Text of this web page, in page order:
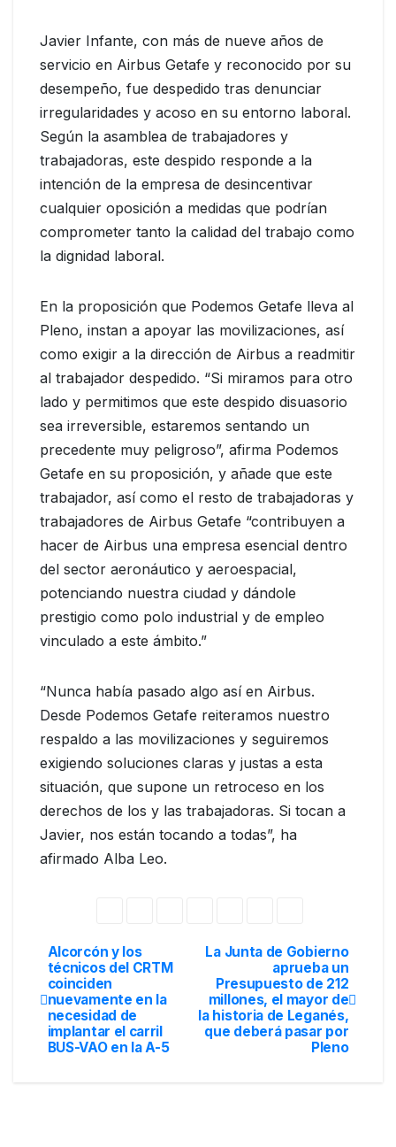
Javier Infante, con más de nueve años de
servicio en Airbus Getafe y reconocido por su
desempeño, fue despedido tras denunciar
irregularidades y acoso en su entorno laboral.
Según la asamblea de trabajadores y
trabajadoras, este despido responde a la
intención de la empresa de desincentivar
cualquier oposición a medidas que podrían
comprometer tanto la calidad del trabajo como
la dignidad laboral.
En la proposición que Podemos Getafe lleva al
Pleno, instan a apoyar las movilizaciones, así
como exigir a la dirección de Airbus a readmitir
al trabajador despedido. “Si miramos para otro
lado y permitimos que este despido disuasorio
sea irreversible, estaremos sentando un
precedente muy peligroso”, afirma Podemos
Getafe en su proposición, y añade que este
trabajador, así como el resto de trabajadoras y
trabajadores de Airbus Getafe “contribuyen a
hacer de Airbus una empresa esencial dentro
del sector aeronáutico y aeroespacial,
potenciando nuestra ciudad y dándole
prestigio como polo industrial y de empleo
vinculado a este ámbito.”
“Nunca había pasado algo así en Airbus.
Desde Podemos Getafe reiteramos nuestro
respaldo a las movilizaciones y seguiremos
exigiendo soluciones claras y justas a esta
situación, que supone un retroceso en los
derechos de los y las trabajadoras. Si tocan a
Javier, nos están tocando a todas”, ha
afirmado Alba Leo.
La Junta de Gobierno
aprueba un
Presupuesto de 212
millones, el mayor de
la historia de Leganés,
que deberá pasar por
Pleno
Alcorcón y los
técnicos del CRTM
coinciden
nuevamente en la
necesidad de
implantar el carril
BUS-VAO en la A-5